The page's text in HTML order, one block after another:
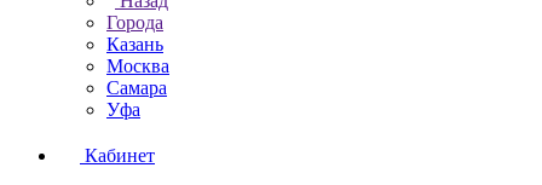
Города
Казань
Москва
Самара
Уфа
Кабинет